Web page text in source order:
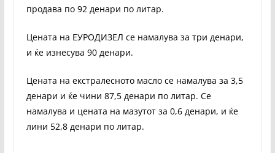
продава по 92 денари по литар.
Цената на ЕУРОДИЗЕЛ се намалува за три денари,
и ќе изнесува 90 денари.
Цената на екстралесното масло се намалува за 3,5
денари и ќе чини 87,5 денари по литар. Се
намалува и цената на мазутот за 0,6 денари, и ќе
лини 52,8 денари по литар.